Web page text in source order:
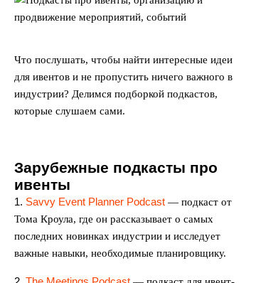
Что послушать, чтобы найти интересные идеи
для ивентов и не пропустить ничего важного в
индустрии? Делимся подборкой подкастов,
которые слушаем сами.
Зарубежные подкасты про
ивенты
1. Savvy Event Planner Podcast — подкаст от
Тома Кроула, где он рассказывает о самых
последних новинках индустрии и исследует
важные навыки, необходимые планировщику.